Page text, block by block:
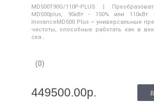
MD500T90G/110P-PLUS |
MD500plus, 90кВт - 150% или 110кВт
InovanceMD500 Plus — универсальные
частоты, способные работать как в
ска..
(0)
449500.00р.